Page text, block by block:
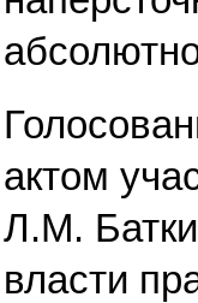
актом
Л.М.
власти